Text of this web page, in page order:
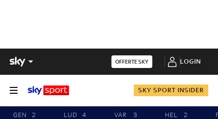
OFFERTE SKY LOGIN
SKY SPORT INSIDER
GEN
2
LUD
4
VAR
3
HEL
2